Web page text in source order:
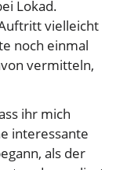
Lokad.
vielleicht
noch einmal
vermitteln,
ihr mich
interessante
als der